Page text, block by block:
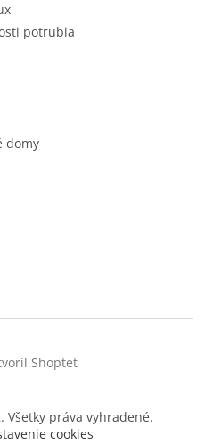
potrubia
domy
Shoptet
. Všetky práva vyhradené.
cookies